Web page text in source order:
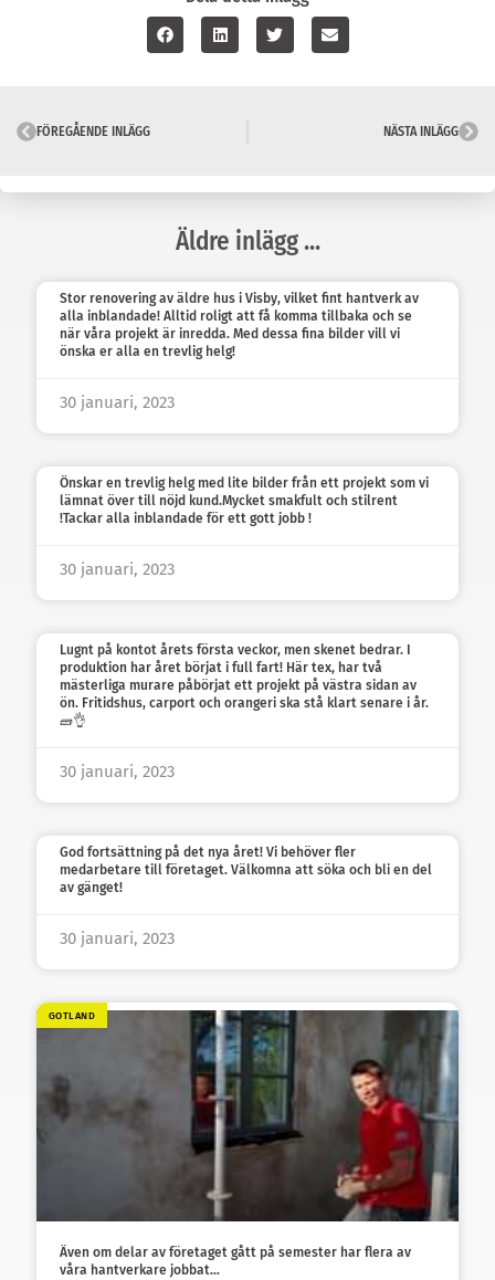
FÖREGÅENDE INLÄGG NÄSTA INLÄGG
Äldre inlägg ...
Stor renovering av äldre hus i Visby, vilket fint hantverk av
alla inblandade! Alltid roligt att få komma tillbaka och se
när våra projekt är inredda. Med dessa fina bilder vill vi
önska er alla en trevlig helg!
30 januari, 2023
Önskar en trevlig helg med lite bilder från ett projekt som vi
lämnat över till nöjd kund.Mycket smakfult och stilrent
!Tackar alla inblandade för ett gott jobb !
30 januari, 2023
Lugnt på kontot årets första veckor, men skenet bedrar. I
produktion har året börjat i full fart! Här tex, har två
mästerliga murare påbörjat ett projekt på västra sidan av
ön. Fritidshus, carport och orangeri ska stå klart senare i år.
🧱👌
30 januari, 2023
God fortsättning på det nya året! Vi behöver fler
medarbetare till företaget. Välkomna att söka och bli en del
av gänget!
30 januari, 2023
GOTLAND
Även om delar av företaget gått på semester har flera av
våra hantverkare jobbat…